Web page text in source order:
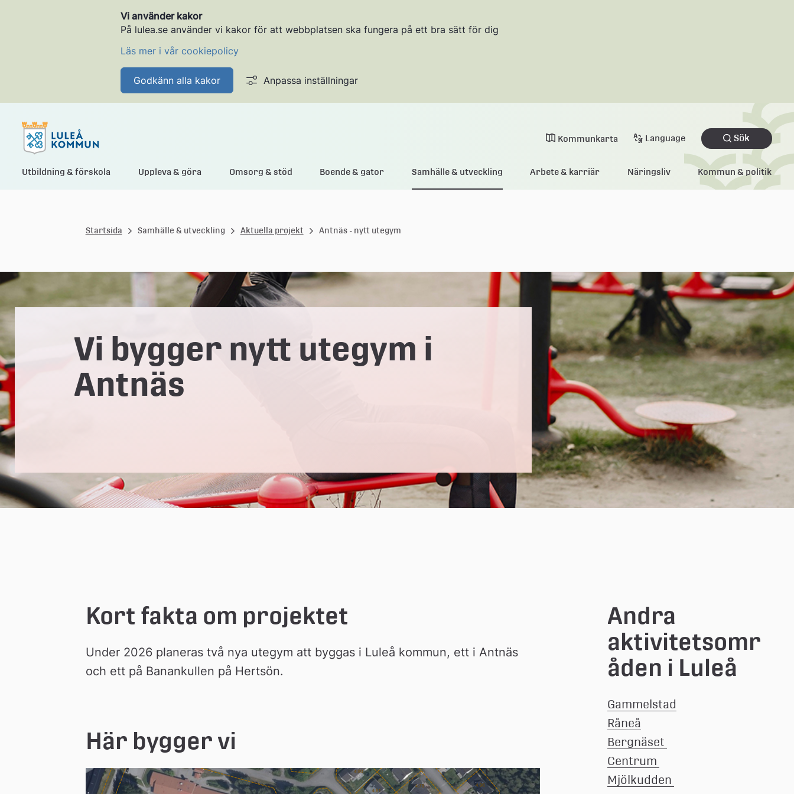
Vi använder kakor
På lulea.se använder vi kakor för att webbplatsen ska fungera på ett bra sätt för dig
Läs mer i vår cookiepolicy
Godkänn alla kakor Anpassa inställningar
L
e
å
u
Kommunkarta Language Sök
Utbildning & förskola Uppleva & göra Omsorg & stöd Boende & gator Samhälle & utveckling Arbete & karriär Näringsliv Kommun & politik
Startsida Samhälle & utveckling Aktuella projekt Antnäs - nytt utegym
Vi bygger nytt utegym i
Antnäs
Kort fakta om projektet
Under 2026 planeras två nya utegym att byggas i Luleå kommun, ett i Antnäs
och ett på Banankullen på Hertsön.
Här bygger vi
Förstora bilden
Andra
aktivitetsomr
åden i Luleå
Gammelstad
Råneå
Bergnäset
Centrum
Mjölkudden